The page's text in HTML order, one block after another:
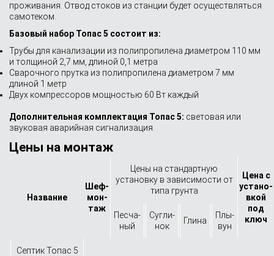
проживания. Отвод стоков из станции будет осуществляться
самотеком.
Базовый набор Топас 5 состоит из:
Трубы для канализации из полипропилена диаметром 110 мм
и толщиной 2,7 мм, длиной 0,1 метра
Сварочного прутка из полипропилена диаметром 7 мм
длиной 1 метр
Двух компрессоров мощностью 60 Вт каждый
Дополнительная комплектация Топас 5: световая или
звуковая аварийная сигнализация.
Цены на монтаж
Назва­ние
Шеф-
мон­
таж
Цены на стандартную
установку в зависимости от
типа грунта
Цена с
устано­
вкой
под
ключ
Песча­
ный
Сугли­
нок
Глина
Плы­
вун
Септик Топас 5